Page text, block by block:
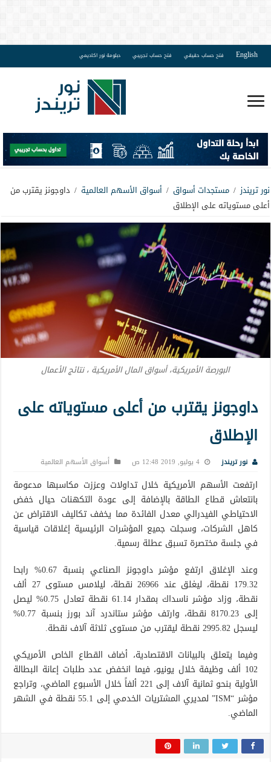
English فتح حساب حقيقي فتح حساب تجريبي دبلومة نور اكاديمي
نور تريندز / مستجدات أسواق / أسواق الأسهم العالمية / داوجونز يقترب من
أعلى مستوياته على الإطلاق
البورصة الأمريكية، أسواق المال الأمريكية ، نتائج الأعمال
داوجونز يقترب من أعلى مستوياته على
الإطلاق
نور تريندز 4 يوليو, 2019 12:48 ص أسواق الأسهم العالمية
ارتفعت الأسهم الأمريكية خلال تداولات وعززت مكاسبها مدعومة
بانتعاش قطاع الطاقة بالإضافة إلى عودة التكهنات حيال خفض
الاحتياطي الفيدرالي معدل الفائدة مما يخفف تكاليف الاقتراض عن
كاهل الشركات، وسجلت جميع المؤشرات الرئيسية إغلاقات قياسية
في جلسة مختصرة تسبق عطلة رسمية.
وعند الإغلاق ارتفع مؤشر داوجونز الصناعي بنسبة 0.67% رابحا
179.32 نقطة، ليغلق عند 26966 نقطة، ليلامس مستوى 27 ألف
نقطة، وزاد مؤشر ناسداك بمقدار 61.14 نقطة تعادل 0.75% ليصل
إلى 8170.23 نقطة، وارتف مؤشر ستاندرد آند بورز بنسبة 0.77%
ليسجل 2995.82 نقطة ليقترب من مستوى ثلاثة آلاف نقطة.
وفيما يتعلق بالبيانات الاقتصادية، أضاف القطاع الخاص الأمريكي
102 ألف وظيفة خلال يونيو، فيما انخفض عدد طلبات إعانة البطالة
الأولية بنحو ثمانية آلاف إلى 221 ألفاً خلال الأسبوع الماضي، وتراجع
مؤشر “ISM” لمديري المشتريات الخدمي إلى 55.1 نقطة في الشهر
الماضي.